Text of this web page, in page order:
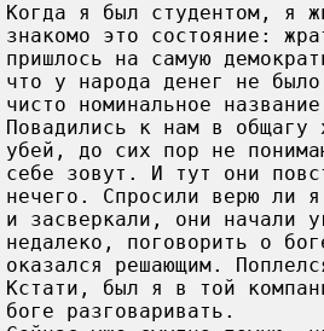
Когда я был студентом, я
знакомо это состояние:
пришлось на самую
что у народа денег не
чисто номинальное
Повадились к нам в общагу
убей, до сих пор не
себе зовут. И тут они
нечего. Спросили верю ли
и засверкали, они начали
недалеко, поговорить о
оказался решающим.
Кстати, был я в той
боге разговаривать.